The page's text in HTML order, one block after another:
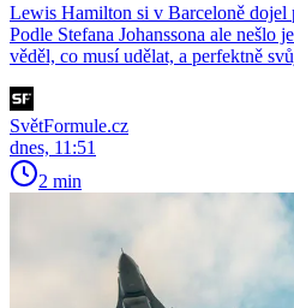
Lewis Hamilton si v Barceloně dojel
Podle Stefana Johanssona ale nešlo
věděl, co musí udělat, a perfektně
SvětFormule.cz
dnes, 11:51
2 min